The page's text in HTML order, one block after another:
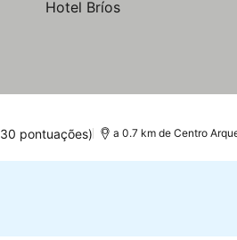
pontuações) a 0.7 km de Centro